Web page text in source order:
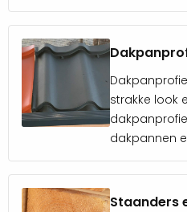
Wandisolatie en/of
dakpanprofielplaten
Enkele of dubbele deur
slot
Compleet
Glazen schuifwanden
Tochtborstels voor de
Douglas vlonderpakket
In-lite verlichting
strakke look
dakpannen
Staanders